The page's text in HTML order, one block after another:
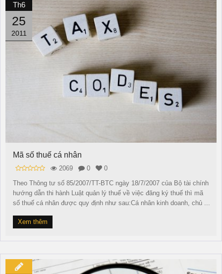
Th6
25
2011
Mã số thuế cá nhân
2069 0
0
Theo Thông tư số 85/2007/TT-BTC ngày 18/7/2007 của Bộ tài chính
hướng dẫn thi hành Luật quản lý thuế về việc đăng ký thuế thì mã
số thuế cá nhân được quy định như sau:Cá nhân kinh doanh, chủ ...
Xem thêm